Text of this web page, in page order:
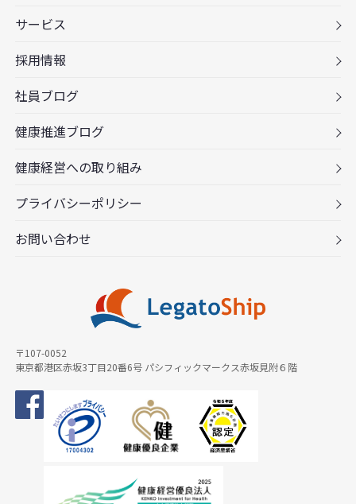
〒107-0052
東京都港区赤坂3丁目20番6号 パシフィックマークス赤坂見附６階
サービス
採用情報
社員ブログ
健康推進ブログ
健康経営への取り組み
プライバシーポリシー
お問い合わせ